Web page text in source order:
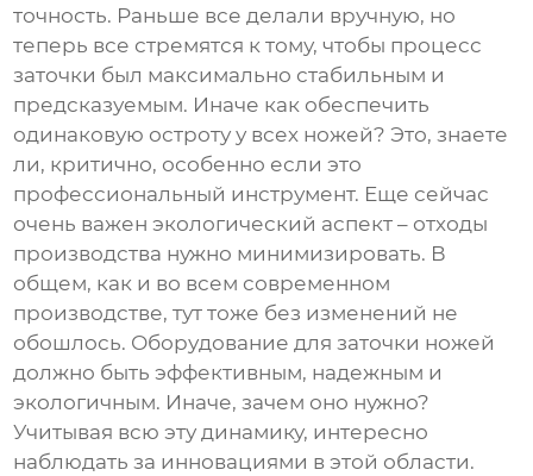
точность. Раньше все делали вручную, но
теперь все стремятся к тому, чтобы процесс
заточки был максимально стабильным и
предсказуемым. Иначе как обеспечить
одинаковую остроту у всех ножей? Это, знаете
ли, критично, особенно если это
профессиональный инструмент. Еще сейчас
очень важен экологический аспект – отходы
производства нужно минимизировать. В
общем, как и во всем современном
производстве, тут тоже без изменений не
обошлось. Оборудование для заточки ножей
должно быть эффективным, надежным и
экологичным. Иначе, зачем оно нужно?
Учитывая всю эту динамику, интересно
наблюдать за инновациями в этой области.